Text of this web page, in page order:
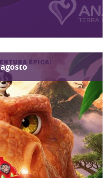
agosto